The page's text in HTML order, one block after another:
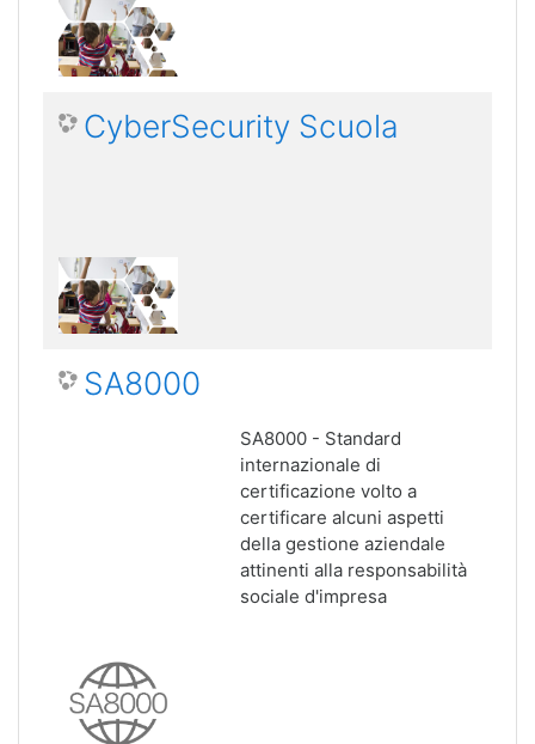
CyberSecurity Scuola
SA8000
SA8000 - Standard
internazionale di
certificazione volto a
certificare alcuni aspetti
della gestione aziendale
attinenti alla responsabilità
sociale d'impresa